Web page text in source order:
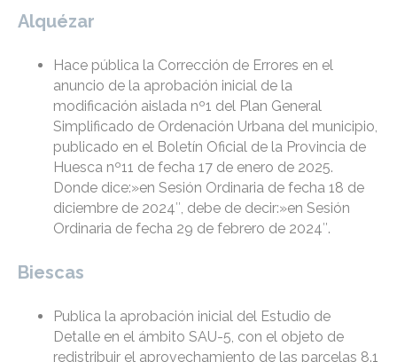
Alquézar
Hace pública la Corrección de Errores en el
anuncio de la aprobación inicial de la
modificación aislada nº1 del Plan General
Simplificado de Ordenación Urbana del municipio,
publicado en el Boletín Oficial de la Provincia de
Huesca nº11 de fecha 17 de enero de 2025.
Donde dice:»en Sesión Ordinaria de fecha 18 de
diciembre de 2024″, debe de decir:»en Sesión
Ordinaria de fecha 29 de febrero de 2024″.
Biescas
Publica la aprobación inicial del Estudio de
Detalle en el ámbito SAU-5, con el objeto de
redistribuir el aprovechamiento de las parcelas 8.1